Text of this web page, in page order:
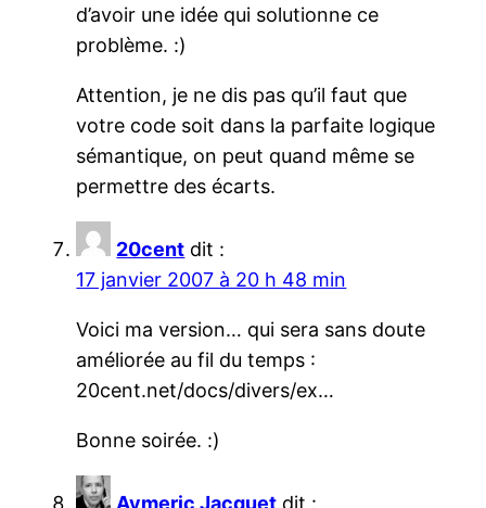
d’avoir une idée qui solutionne ce
problème. :)
Attention, je ne dis pas qu’il faut que
votre code soit dans la parfaite logique
sémantique, on peut quand même se
permettre des écarts.
20cent dit :
17 janvier 2007 à 20 h 48 min
Voici ma version… qui sera sans doute
améliorée au fil du temps :
20cent.net/docs/divers/ex…
Bonne soirée. :)
Aymeric Jacquet dit :